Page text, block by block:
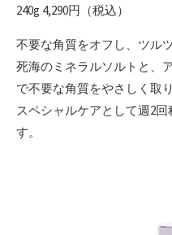
240g 4,290円（税込）
不要な角質をオフし、ツル
死海のミネラルソルトと、
で不要な角質をやさしく取
スペシャルケアとして週2
す。